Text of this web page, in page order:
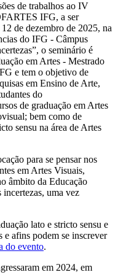
de trabalhos ao IV
IFG, a ser
de dezembro de 2025, na
do IFG - Câmpus
o seminário é
em Artes - Mestrado
e tem o objetivo de
em Ensino de Arte,
do
de graduação em Artes
bem como de
sensu na área de Artes
para se pensar nos
em Artes Visuais,
âmbito da Educação
incertezas, uma vez
lato e stricto sensu e
e afins podem se inscrever
do evento.
em 2024, em